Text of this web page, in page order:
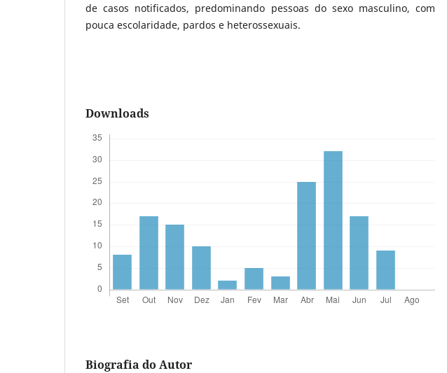
de casos notificados, predominando pessoas do sexo masculino, com
pouca escolaridade, pardos e heterossexuais.
Downloads
Biografia do Autor